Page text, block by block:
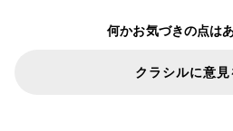
何かお気づきの点は
クラシルに意見